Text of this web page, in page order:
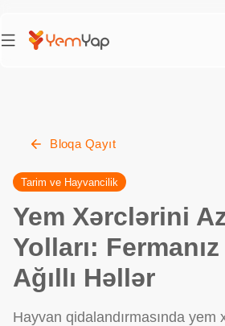
Bloqa Qayıt
Tarim ve Hayvancilik
Yem Xərclərini
Yolları:
Ağıllı Həllər
Hayvan qidalandırmasında yem